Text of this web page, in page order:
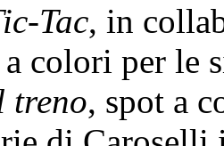
Tac, in
colori per le
treno, spot a